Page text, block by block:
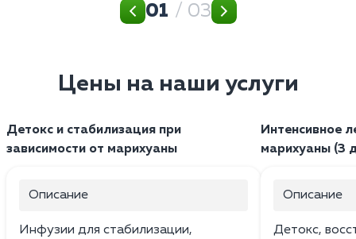
01 / 03
Цены на наши услуги
Детокс и стабилизация при
зависимости от марихуаны
Описание
Инфузии для стабилизации,
Интенсивное
марихуаны (3
Описание
Детокс,